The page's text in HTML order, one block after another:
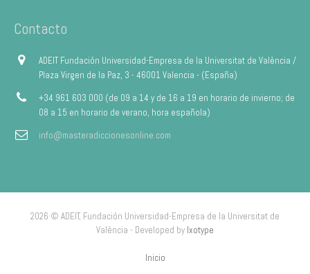
Contacto
ADEIT Fundación Universidad-Empresa de la Universitat de València /
Plaza Virgen de la Paz, 3 - 46001 Valencia - (España)
+34 961 603 000 (de 09 a 14 y de 16 a 19 en horario de invierno; de
08 a 15 en horario de verano, hora española)
info@masteradiccionesonline.com
2026 © ADEIT, Fundación Universidad-Empresa de la Universitat de
València - Developed by Ixotype
Inicio